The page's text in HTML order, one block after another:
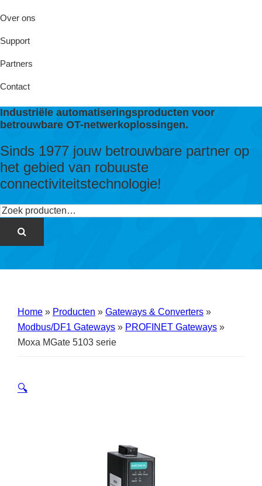
Over ons
Support
Partners
Contact
Industriële automatiseringsproducten voor
betrouwbare OT-netwerkoplossingen.
Sinds 1977 jouw betrouwbare partner op
het gebied van robuuste
connectiviteitstechnologie!
Zoeken
Home » Producten » Gateways & Converters »
Modbus/DF1 Gateways » PROFINET Gateways »
Moxa MGate 5103 serie
🔍